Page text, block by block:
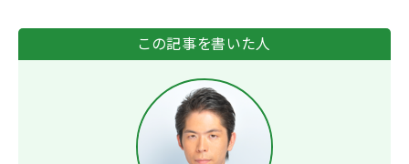
t
t
e
b
e
この記事を書いた人